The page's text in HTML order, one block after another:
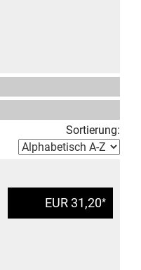
Sortierung:
EUR 31,20*